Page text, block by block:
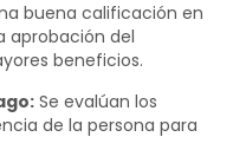
buena calificación en
aprobación del
beneficios.
Se evalúan los
de la persona para